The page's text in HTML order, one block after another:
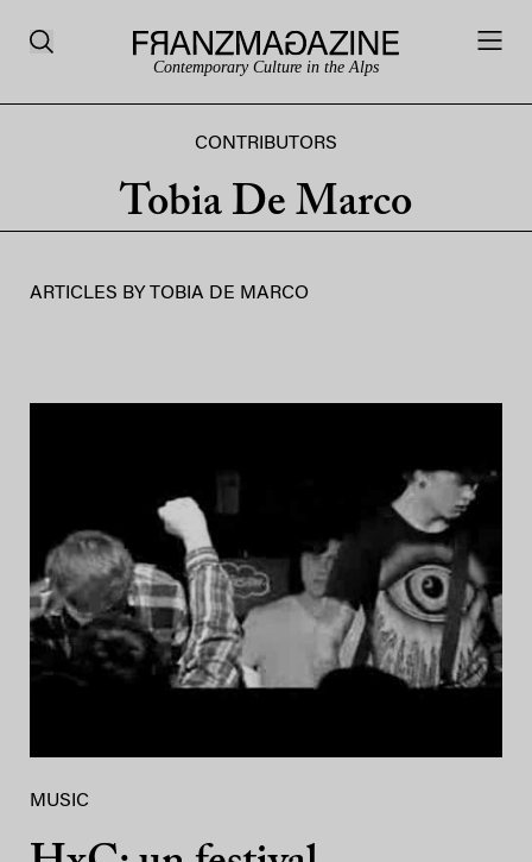
Contemporary Culture in the Alps
CONTRIBUTORS
Tobia De Marco
ARTICLES BY TOBIA DE MARCO
MUSIC